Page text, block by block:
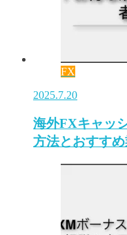
FX
2025.7.20
海外FXキャッ
方法とおすす